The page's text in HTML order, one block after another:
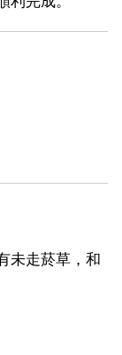
未走菸草，和